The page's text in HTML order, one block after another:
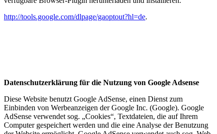
http://tools.google.com/dlpage/gaoptout?hl=de.
Datenschutzerklärung für die Nutzung von Google Adsense
Diese Website benutzt Google AdSense, einen Dienst zum
Einbinden von Werbeanzeigen der Google Inc. (Google). Google
AdSense verwendet sog. „Cookies“, Textdateien, die auf Ihrem
Computer gespeichert werden und die eine Analyse der Benutzung